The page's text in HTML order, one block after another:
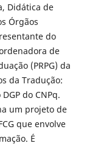
Didática de
Órgãos
do
de
(PRPG) da
da Tradução:
do CNPq.
um projeto de
que envolve
É